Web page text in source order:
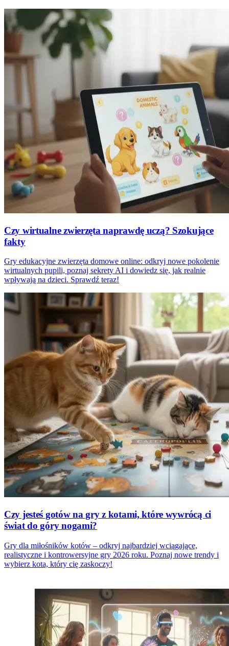
Czy wirtualne zwierzęta naprawdę uczą? Szokujące
fakty
Gry edukacyjne zwierzęta domowe online: odkryj nowe pokolenie
wirtualnych pupili, poznaj sekrety AI i dowiedz się, jak realnie
wpływają na dzieci. Sprawdź teraz!
Czy jesteś gotów na gry z kotami, które wywrócą ci
świat do góry nogami?
Gry dla miłośników kotów – odkryj najbardziej wciągające,
realistyczne i kontrowersyjne gry 2026 roku. Poznaj nowe trendy i
wybierz kota, który cię zaskoczy!